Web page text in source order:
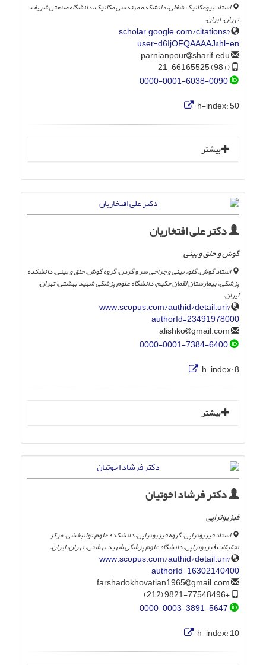
استاد بیومکانیک شغلی، دانشکده مهندسی مکانیک، دانشگاه صنعتی شریف،
تهران، ایران.
scholar.google.com/citations?
user=d6IjOFQAAAAJ&hl=en
sharif.edu
(+98) 21-66165525
0000-0001-6038-0090
h-index:50
بیشتر
دکتر علی افتخاریان
گوش و حلق و بینی
استاد گوش، گلو، بینی و جراحی سر و گردن، گروه گوش، حلق و بینی، دانشکده
پزشکی، بیمارستان لقمان حکیم، دانشگاه علوم پزشکی شهید بهشتی، تهران،
ایران.
www.scopus.com/authid/detail.uri?
authorId=23491978000
gmail.com
0000-0001-7384-6400
h-index:8
بیشتر
دکتر فرشاد اخوتیان
فیزیوتراپی
استاد فیزیوتراپی، گروه فیزیوتراپی، دانشکده علوم توانبخشی، مرکز
تحقیقات فیزیوتراپی، دانشگاه علوم پزشکی شهید بهشتی، تهران، ایران.
www.scopus.com/authid/detail.uri?
authorId=16302140400
gmail.com
+9821-77548496 (212)
0000-0003-3891-5647
h-index:10